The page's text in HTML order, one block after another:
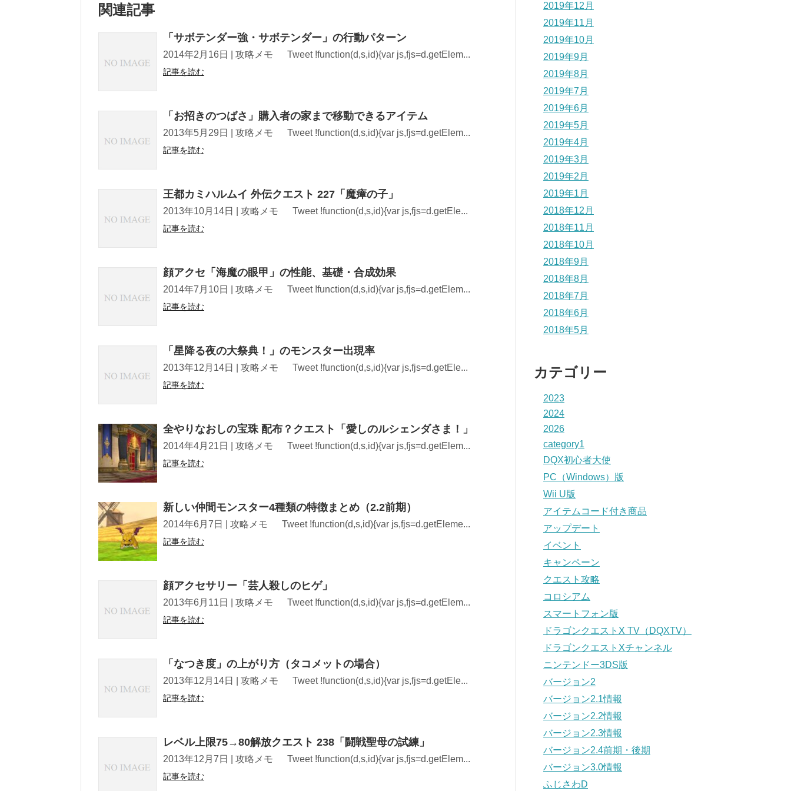
関連記事
「サボテンダー強・サボテンダー」の行動パターン
2014年2月16日 | 攻略メモ Tweet !function(d,s,id){var js,fjs=d.getElem...
記事を読む
「お招きのつばさ」購入者の家まで移動できるアイテム
2013年5月29日 | 攻略メモ Tweet !function(d,s,id){var js,fjs=d.getElem...
記事を読む
王都カミハルムイ 外伝クエスト 227「魔瘴の子」
2013年10月14日 | 攻略メモ Tweet !function(d,s,id){var js,fjs=d.getEle...
記事を読む
顔アクセ「海魔の眼甲」の性能、基礎・合成効果
2014年7月10日 | 攻略メモ Tweet !function(d,s,id){var js,fjs=d.getElem...
記事を読む
「星降る夜の大祭典！」のモンスター出現率
2013年12月14日 | 攻略メモ Tweet !function(d,s,id){var js,fjs=d.getEle...
記事を読む
全やりなおしの宝珠 配布？クエスト「愛しのルシェンダさま！」
2014年4月21日 | 攻略メモ Tweet !function(d,s,id){var js,fjs=d.getElem...
記事を読む
新しい仲間モンスター4種類の特徴まとめ（2.2前期）
2014年6月7日 | 攻略メモ Tweet !function(d,s,id){var js,fjs=d.getEleme...
記事を読む
顔アクセサリー「芸人殺しのヒゲ」
2013年6月11日 | 攻略メモ Tweet !function(d,s,id){var js,fjs=d.getElem...
記事を読む
「なつき度」の上がり方（タコメットの場合）
2013年12月14日 | 攻略メモ Tweet !function(d,s,id){var js,fjs=d.getEle...
記事を読む
レベル上限75→80解放クエスト 238「闘戦聖母の試練」
2013年12月7日 | 攻略メモ Tweet !function(d,s,id){var js,fjs=d.getElem...
記事を読む
2019年12月
2019年11月
2019年10月
2019年9月
2019年8月
2019年7月
2019年6月
2019年5月
2019年4月
2019年3月
2019年2月
2019年1月
2018年12月
2018年11月
2018年10月
2018年9月
2018年8月
2018年7月
2018年6月
2018年5月
カテゴリー
2023
2024
2026
category1
DQX初心者大使
PC（Windows）版
Wii U版
アイテムコード付き商品
アップデート
イベント
キャンペーン
クエスト攻略
コロシアム
スマートフォン版
ドラゴンクエストX TV（DQXTV）
ドラゴンクエストXチャンネル
ニンテンドー3DS版
バージョン2
バージョン2.1情報
バージョン2.2情報
バージョン2.3情報
バージョン2.4前期・後期
バージョン3.0情報
ふじさわD